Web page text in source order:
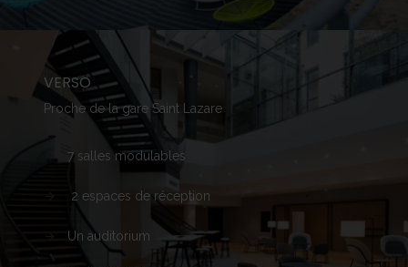
VERSO
Proche de lagare Saint Lazare
7 salles modulables
2 espaces de réception
Un auditorium